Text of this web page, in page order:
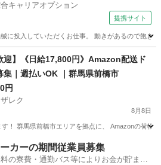
キャリアオプション
提携サイト
に投入していただくお仕事。 動きがあるので飽
迎】《日給17,800円》Amazon配送ド
集｜週払いOK ｜群馬県前橋市
円
レク
8月8日
！ 群馬県前橋市エリアを拠点に、 Amazonの荷
カーの期間従業員募集
の寮費・通勤バス等によりお金が貯まり